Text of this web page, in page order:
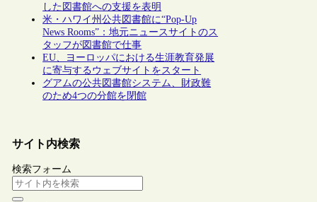
した図書館への支援を表明
米・ハワイ州公共図書館に“Pop-Up
News Rooms”：地元ニュースサイトのス
タッフが図書館で仕事
EU、ヨーロッパにおける生涯教育発展
に寄与するウェブサイトをスタート
グアムの公共図書館システム、財政難
のため4つの分館を閉館
サイト内検索
検索フォーム